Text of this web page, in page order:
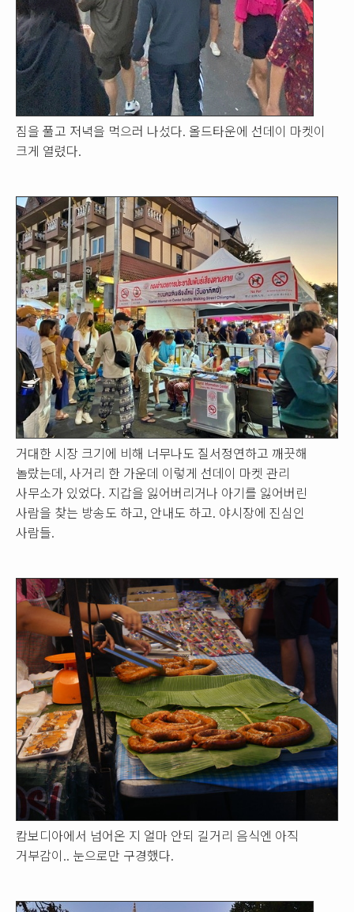
짐을 풀고 저녁을 먹으러 나섰다. 올드타운에 선데이 마켓이
크게 열렸다.
거대한 시장 크기에 비해 너무나도 질서정연하고 깨끗해
놀랐는데, 사거리 한 가운데 이렇게 선데이 마켓 관리
사무소가 있었다. 지갑을 잃어버리거나 아기를 잃어버린
사람을 찾는 방송도 하고, 안내도 하고. 야시장에 진심인
사람들.
캄보디아에서 넘어온 지 얼마 안되 길거리 음식엔 아직
거부감이.. 눈으로만 구경했다.